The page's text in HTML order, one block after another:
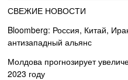
СВЕЖИЕ НОВОСТИ
Bloomberg: Россия, Китай,
антизападный альянс
Молдова прогнозирует
2023 году